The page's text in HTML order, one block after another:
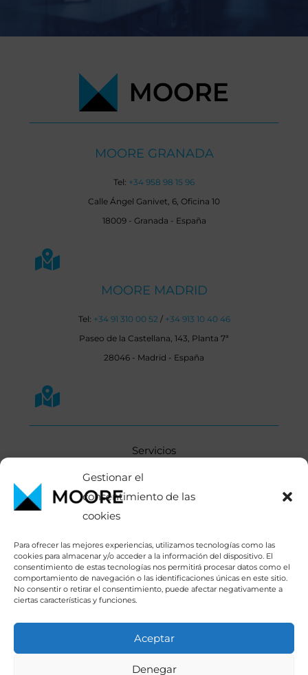
Gestionar el
consentimiento de las
cookies
Para ofrecer las mejores experiencias, utilizamos tecnologías como las
cookies para almacenar y/o acceder a la información del dispositivo. El
consentimiento de estas tecnologías nos permitirá procesar datos como el
comportamiento de navegación o las identificaciones únicas en este sitio.
No consentir o retirar el consentimiento, puede afectar negativamente a
ciertas características y funciones.
Aceptar
Denegar
MOORE GRANADA
Tel: +34 958 98 15 96
Calle Ángel Ganivet, 6, Oficina 10
18009 - Granada - España
MOORE MADRID
Tel: +34 91 310 00 52 / +34 913 10 40 46
Paseo de la Castellana, 143, Planta 7ª
28046 - Madrid - España
Servicios
Sectores
Conócenos